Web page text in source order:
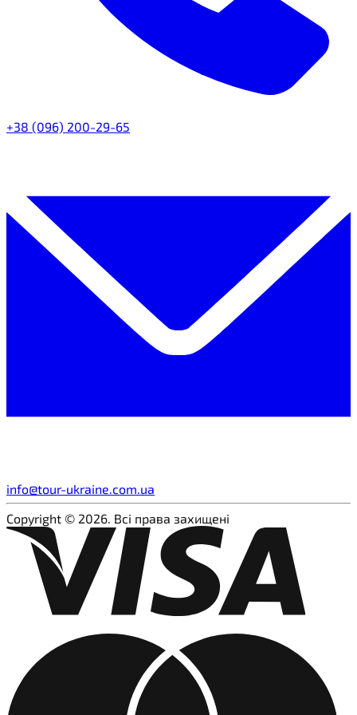
+38 (096) 200-29-65
info@tour-ukraine.com.ua
Copyright © 2026. Всі права захищені